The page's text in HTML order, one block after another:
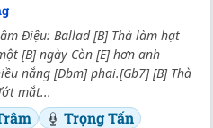
Điệu: Ballad [B] Thà làm hạt
[B] ngày Còn [E] hơn anh
nắng [Dbm] phai.[Gb7] [B] Thà
mắt...
Trọng Tấn